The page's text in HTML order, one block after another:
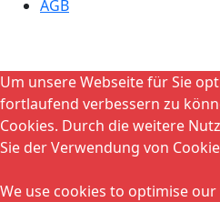
AGB
Um unsere Webseite für Sie
fortlaufend verbessern zu
Cookies. Durch die weitere
Sie der Verwendung von
We use cookies to optimise